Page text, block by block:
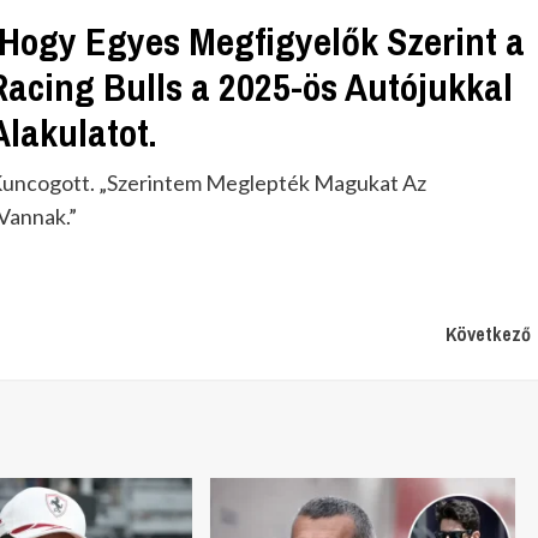
Egyes Megfigyelők Szerint a
Bulls a 2025-ös Autójukkal
„Szerintem Meglepték Magukat Az
Következő